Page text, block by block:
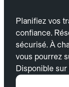
Planifiez vos
confiance.
sécurisé. À
vous pourrez
Disponible